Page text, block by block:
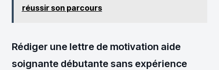
réussir son parcours
Rédiger une lettre de motivation aide
soignante débutante sans expérience